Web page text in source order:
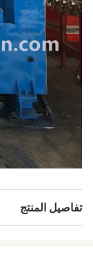
تفاصيل المنتج